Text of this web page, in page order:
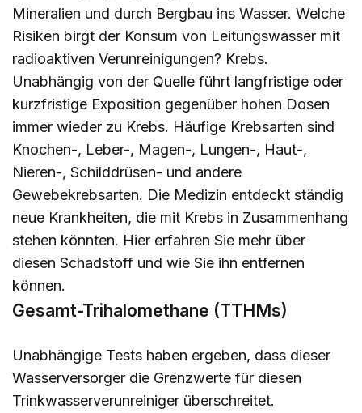
Mineralien und durch Bergbau ins Wasser. Welche
Risiken birgt der Konsum von Leitungswasser mit
radioaktiven Verunreinigungen? Krebs.
Unabhängig von der Quelle führt langfristige oder
kurzfristige Exposition gegenüber hohen Dosen
immer wieder zu Krebs. Häufige Krebsarten sind
Knochen-, Leber-, Magen-, Lungen-, Haut-,
Nieren-, Schilddrüsen- und andere
Gewebekrebsarten. Die Medizin entdeckt ständig
neue Krankheiten, die mit Krebs in Zusammenhang
stehen könnten. Hier erfahren Sie mehr über
diesen Schadstoff und wie Sie ihn entfernen
können.
Gesamt-Trihalomethane (TTHMs)
Unabhängige Tests haben ergeben, dass dieser
Wasserversorger die Grenzwerte für diesen
Trinkwasserverunreiniger überschreitet.